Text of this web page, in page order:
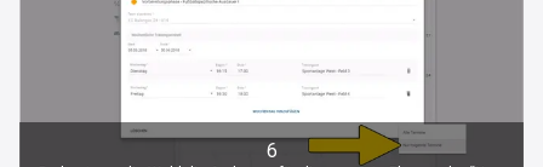
6